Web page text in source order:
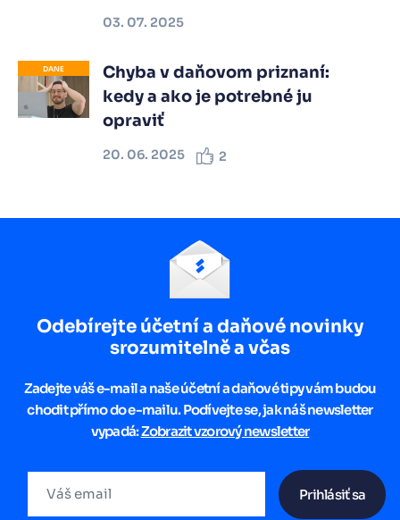
03. 07. 2025
DANE
Chyba v daňovom priznaní:
kedy a ako je potrebné ju
opraviť
20. 06. 2025 2
Odebírejte účetní a daňové novinky
srozumitelně a včas
Zadejte váš e-mail a naše účetní a daňové tipy vám budou
chodit přímo do e-mailu. Podívejte se, jak náš newsletter
vypadá:Zobrazit vzorový newsletter
Prihlásiť sa